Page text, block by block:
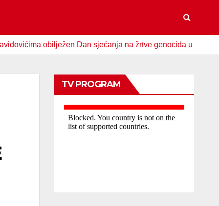
obilježen Dan sjećanja na žrtve genocida u Srebrenici
TV PROGRAM